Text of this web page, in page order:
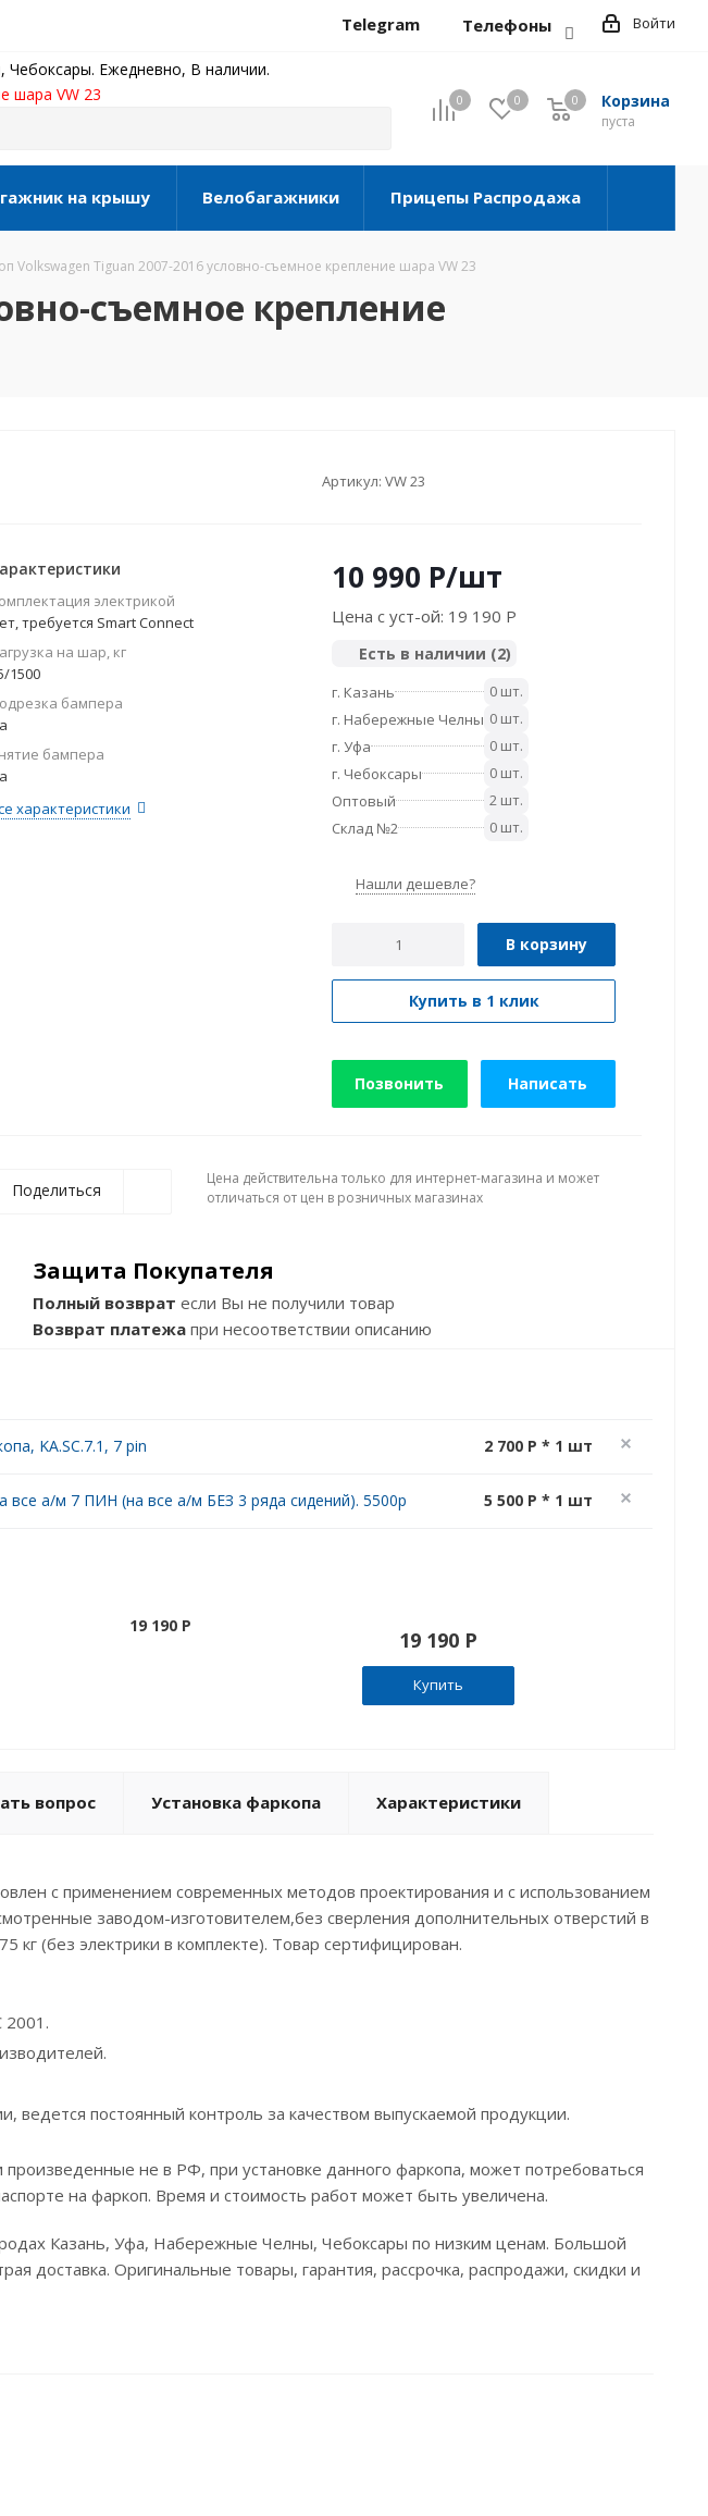
Войти
Telegram Телефоны
Ежедневно, В наличии.
шара VW 23
0 0 Корзина
0
пуста
0
на крышу Велобагажники Прицепы Распродажа
Volkswagen Tiguan 2007-2016 условно-съемное крепление шара VW 23
съемное крепление
Артикул: VW 23
электрикой
требуется Smart Connect
на шар, кг
1500
бампера
бампера
характеристики
10 990 P/шт
Цена с уст-ой: 19 190 P
Есть в наличии (2)
г. Казань
0 шт.
г. Набережные Челны 0 шт.
г. Уфа
0 шт.
г. Чебоксары
0 шт.
Оптовый
2 шт.
Склад №2
0 шт.
Нашли дешевле?
В корзину
Купить в 1 клик
Позвонить Написать
Поделиться
Цена действительна только для интернет-магазина и может
отличаться от цен в розничных магазинах
Защита Покупателя
Полный возврат если Вы не получили товар
Возврат платежа при несоответствии описанию
KA.SC.7.1, 7 pin 2 700 P * 1 шт
все а/м 7 ПИН (на все а/м БЕЗ 3 ряда сидений). 5500р 5 500 P * 1 шт
19 190 P
19 190 P
Купить
вопрос Установка фаркопа Характеристики
с применением современных методов проектирования и с использованием
заводом-изготовителем,без сверления дополнительных отверстий в
кг (без электрики в комплекте). Товар сертифицирован.
2001.
ведется постоянный контроль за качеством выпускаемой продукции.
не в РФ, при установке данного фаркопа, может потребоваться
на фаркоп. Время и стоимость работ может быть увеличена.
Казань, Уфа, Набережные Челны, Чебоксары по низким ценам. Большой
доставка. Оригинальные товары, гарантия, рассрочка, распродажи, скидки и